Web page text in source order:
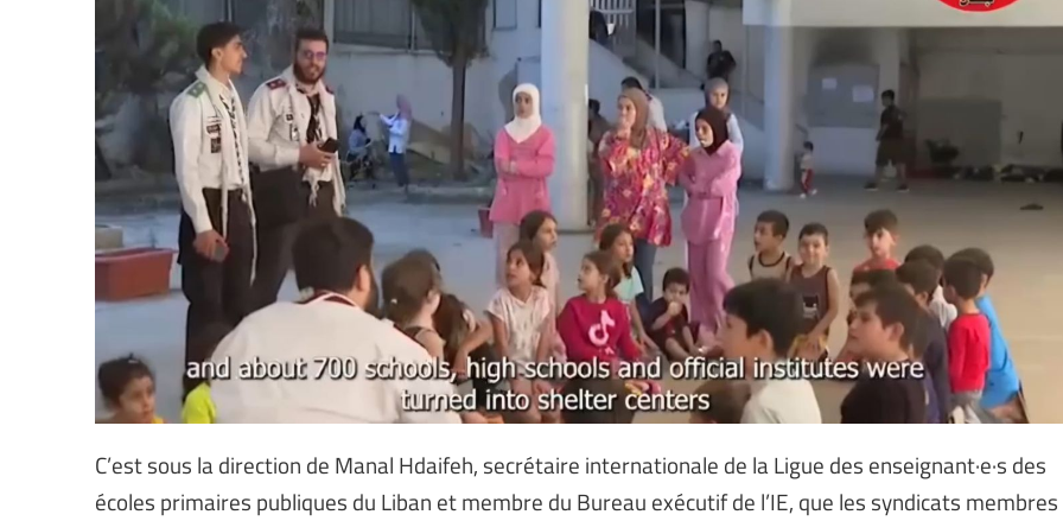
C’est sous la direction de Manal Hdaifeh, secrétaire internationale de la Ligue des enseignant·e·s des
écoles primaires publiques du Liban et membre du Bureau exécutif de l’IE, que les syndicats membres